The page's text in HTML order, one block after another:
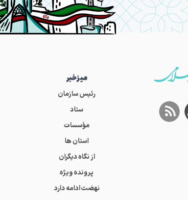
میز‌خبر
رئیس سازمان
ستاد
مؤسسات
استان ها
از نگاه دیگران
پرونده ویژه
نهضت ادامه دارد